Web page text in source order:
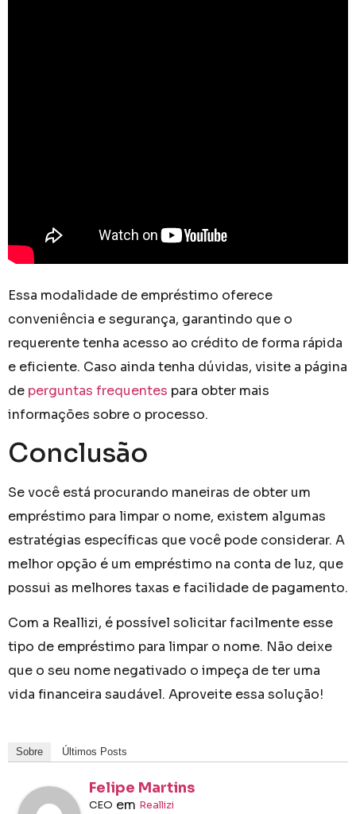
Essa modalidade de empréstimo oferece
conveniência e segurança, garantindo que o
requerente tenha acesso ao crédito de forma rápida
e eficiente. Caso ainda tenha dúvidas, visite a página
de perguntas frequentes para obter mais
informações sobre o processo.
Conclusão
Se você está procurando maneiras de obter um
empréstimo para limpar o nome, existem algumas
estratégias específicas que você pode considerar. A
melhor opção é um empréstimo na conta de luz, que
possui as melhores taxas e facilidade de pagamento.
Com a Reallizi, é possível solicitar facilmente esse
tipo de empréstimo para limpar o nome. Não deixe
que o seu nome negativado o impeça de ter uma
vida financeira saudável. Aproveite essa solução!
Sobre Últimos Posts
Felipe Martins
CEO em Reallizi